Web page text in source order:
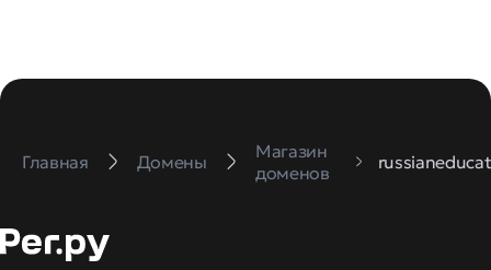
Главная Домены
Магазин
доменов